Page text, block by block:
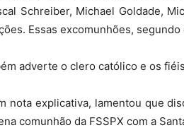
Schreiber, Michael Goldade,
Essas excomunhões,
adverte o clero católico e os
nota explicativa, lamentou que
comunhão da FSSPX com a